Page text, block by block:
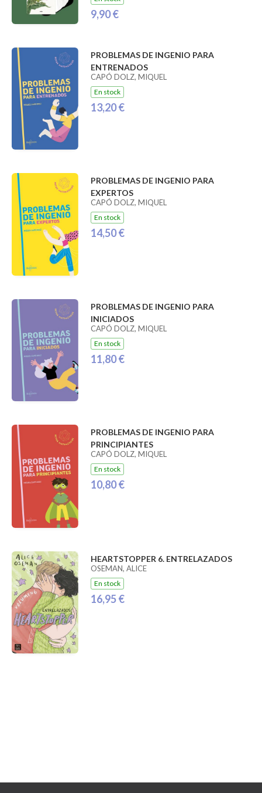
9,90 €
PROBLEMAS DE INGENIO PARA
ENTRENADOS
CAPÓ DOLZ, MIQUEL
En stock
13,20 €
PROBLEMAS DE INGENIO PARA
EXPERTOS
CAPÓ DOLZ, MIQUEL
En stock
14,50 €
PROBLEMAS DE INGENIO PARA
INICIADOS
CAPÓ DOLZ, MIQUEL
En stock
11,80 €
PROBLEMAS DE INGENIO PARA
PRINCIPIANTES
CAPÓ DOLZ, MIQUEL
En stock
10,80 €
HEARTSTOPPER 6. ENTRELAZADOS
OSEMAN, ALICE
En stock
16,95 €